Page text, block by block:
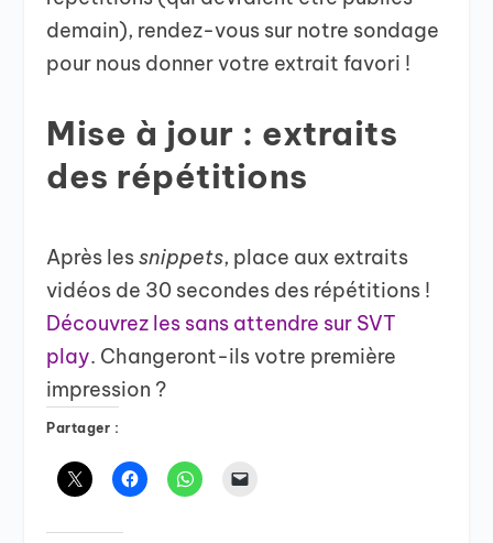
demain), rendez-vous sur notre sondage
pour nous donner votre extrait favori !
Mise à jour : extraits
des répétitions
Après lessnippets, place aux extraits
vidéos de 30 secondes des répétitions !
Découvrez les sans attendre sur SVT
play. Changeront-ils votre première
impression ?
Partager :